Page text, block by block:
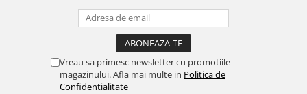
Vreau sa primesc newsletter cu promotiile
magazinului. Afla mai multe in Politica de
Confidentialitate